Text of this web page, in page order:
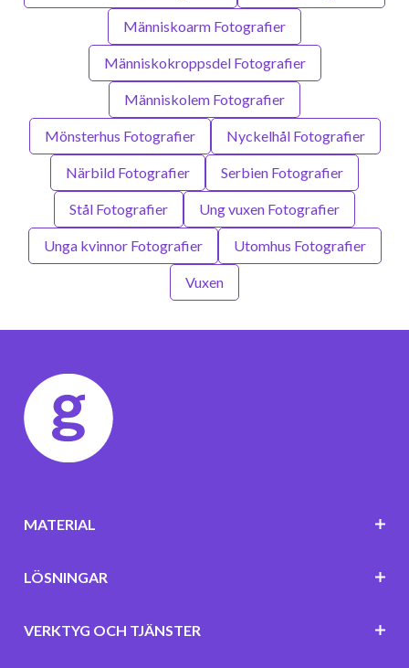
Människoarm Fotografier
Människokroppsdel Fotografier
Människolem Fotografier
Mönsterhus Fotografier Nyckelhål Fotografier
Närbild Fotografier Serbien Fotografier
Stål Fotografier Ung vuxen Fotografier
Unga kvinnor Fotografier Utomhus Fotografier
Vuxen
MATERIAL
LÖSNINGAR
VERKTYG OCH TJÄNSTER